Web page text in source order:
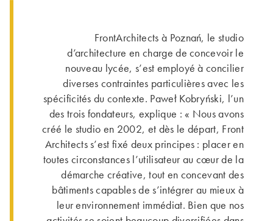
FrontArchitects à Poznań, le studio
d’architecture en charge de concevoir le
nouveau lycée, s’est employé à concilier
diverses contraintes particulières avec les
spécificités du contexte. Paweł Kobryński, l’un
des trois fondateurs, explique : « Nous avons
créé le studio en 2002, et dès le départ, Front
Architects s’est fixé deux principes : placer en
toutes circonstances l’utilisateur au cœur de la
démarche créative, tout en concevant des
bâtiments capables de s’intégrer au mieux à
leur environnement immédiat. Bien que nos